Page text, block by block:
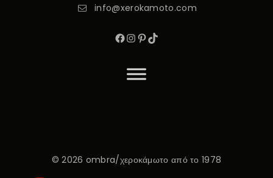
info@xerokamoto.com
© 2026 ombra/χεροκάμωτο από το 1978